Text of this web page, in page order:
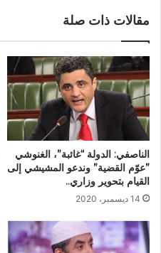
مقالات ذات صلة
الناصفي: الدولة “غائبة”، الغنوشي
”عوّم القضية” وندعو المشيشي إلى
القيام بتحوير وزاري..
14 ديسمبر، 2020